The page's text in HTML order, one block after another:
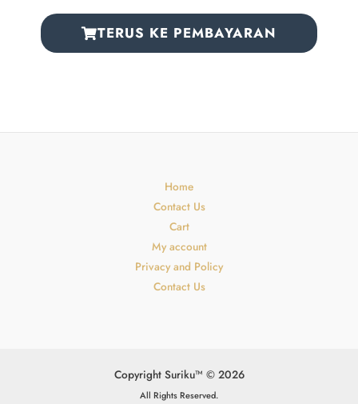
TERUS KE PEMBAYARAN
Home
Contact Us
Cart
My account
Privacy and Policy
Contact Us
Copyright Suriku™ © 2026
All Rights Reserved.